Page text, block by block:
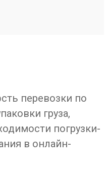
перевозки по
груза,
погрузки-
в онлайн-